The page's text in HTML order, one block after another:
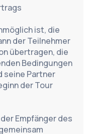
ist, die
der Teilnehmer
übertragen, die
Bedingungen
seine Partner
der Tour
Empfänger des